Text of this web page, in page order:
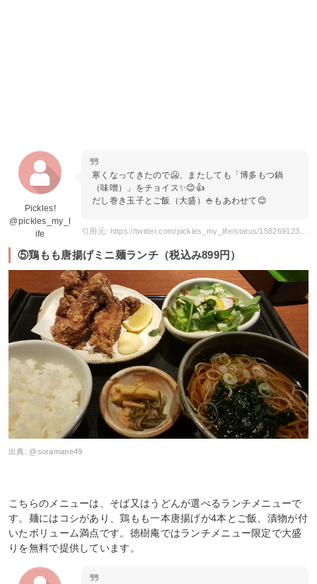
Pickles!
@pickles_my_l
ife
寒くなってきたので🥶、またしても「博多もつ鍋
（味噌）」をチョイス✨😊👍
だし巻き玉子とご飯（大盛）🍚もあわせて😊
⑤鶏もも唐揚げミニ麺ランチ（税込み899円）
出典: @soramane49
こちらのメニューは、そば又はうどんが選べるランチメニューで
す。麺にはコシがあり、鶏もも一本唐揚げが4本とご飯、漬物が付
いたボリューム満点です。徳樹庵ではランチメニュー限定で大盛
りを無料で提供しています。